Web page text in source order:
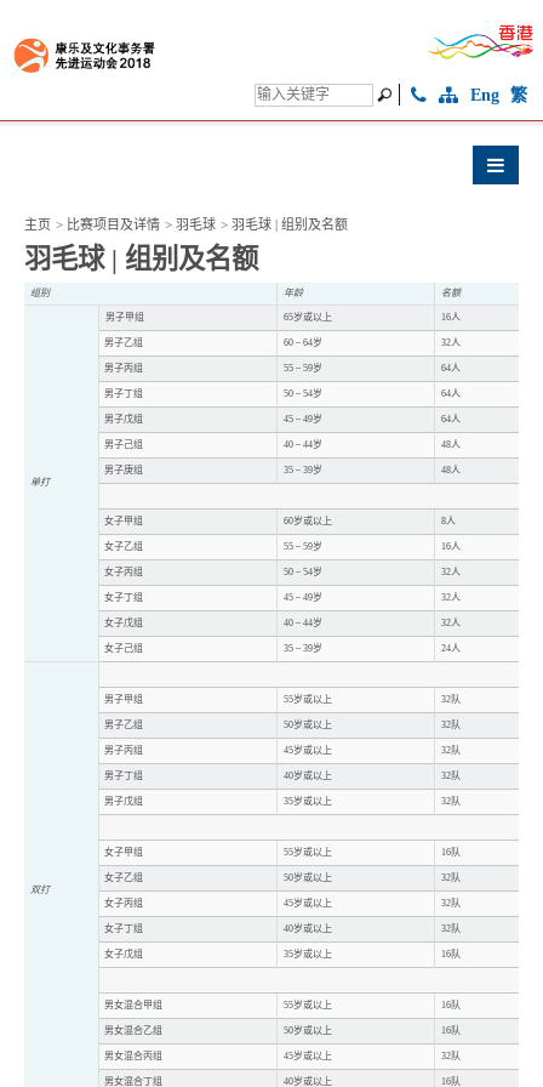
Eng 繁
主页 > 比赛项目及详情 > 羽毛球 > 羽毛球 | 组别及名额
羽毛球 | 组别及名额
组别 年龄 名额
单打
男子甲组 65岁或以上 16人
男子乙组 60 – 64岁 32人
男子丙组 55 – 59岁 64人
男子丁组 50 – 54岁 64人
男子戊组 45 – 49岁 64人
男子己组 40 – 44岁 48人
男子庚组 35 – 39岁 48人
女子甲组 60岁或以上 8人
女子乙组 55 – 59岁 16人
女子丙组 50 – 54岁 32人
女子丁组 45 – 49岁 32人
女子戊组 40 – 44岁 32人
女子己组 35 – 39岁 24人
双打
男子甲组 55岁或以上 32队
男子乙组 50岁或以上 32队
男子丙组 45岁或以上 32队
男子丁组 40岁或以上 32队
男子戊组 35岁或以上 32队
女子甲组 55岁或以上 16队
女子乙组 50岁或以上 32队
女子丙组 45岁或以上 32队
女子丁组 40岁或以上 32队
女子戊组 35岁或以上 16队
男女混合甲组 55岁或以上 16队
男女混合乙组 50岁或以上 16队
男女混合丙组 45岁或以上 32队
男女混合丁组 40岁或以上 16队